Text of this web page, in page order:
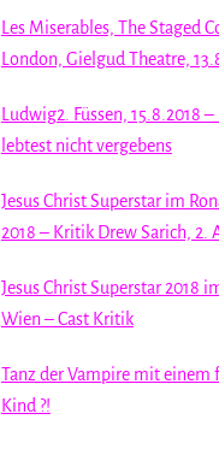
Les Miserables, The Staged
London, Gielgud Theatre,
Ludwig2. Füssen, 15.8.2018
lebtest nicht vergebens
Jesus Christ Superstar im
2018 – Kritik Drew Sarich, 2.
Jesus Christ Superstar 2018
Wien – Cast Kritik
Tanz der Vampire mit einem
Kind ?!